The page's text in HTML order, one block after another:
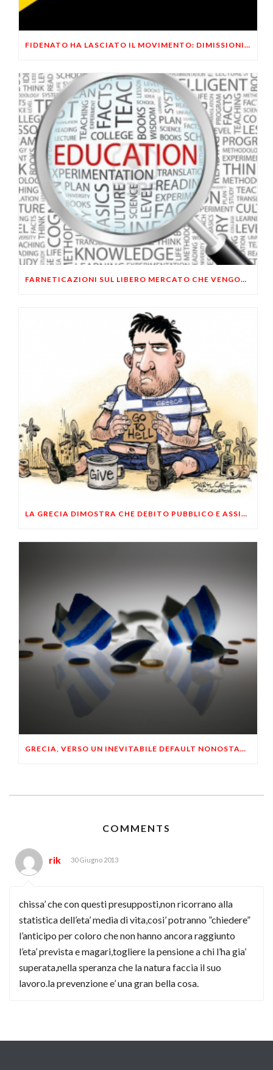
FIDENATO HA LASCIATO IL MOVIMENTO: DIMISSIONI ANNUNCIATE AD APRILE
FARNETICAZIONI SUL LIBERO MERCATO CHE VENGONO DA LONTANO
LA GRECIA DIMOSTRA CHE DEBITO PUBBLICO E ASSISTENZIALISMO PORTANO AL DEFAULT
GRECIA, VERSO UN INEVITABILE DEFAULT NONOSTANTE I SALVATAGGI E LE RIFORME
COMMENTS
rik 30 Giugno 2013
chissa’ che con questi presupposti,non ricorrano alla
statistica dell’eta’ media di vita,cosi’ potranno ”chiedere”
l’anticipo per coloro che non hanno ancora raggiunto
l’eta’ prevista e magari,togliere la pensione a chi l’ha gia’
superata,nella speranza che la natura faccia il suo
lavoro.la prevenzione e’ una gran bella cosa.